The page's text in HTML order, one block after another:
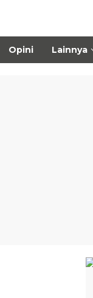
Opini Lainnya